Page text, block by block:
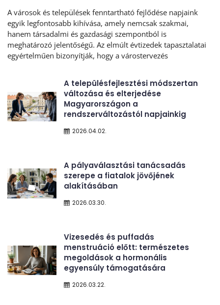
A városok és települések fenntartható fejlődése napjaink
egyik legfontosabb kihívása, amely nemcsak szakmai,
hanem társadalmi és gazdasági szempontból is
meghatározó jelentőségű. Az elmúlt évtizedek tapasztalatai
egyértelműen bizonyítják, hogy a várostervezés
2026.04.02.
A településfejlesztési módszertan
változása és elterjedése
Magyarországon a
rendszerváltozástól napjainkig
2026.03.30.
A pályaválasztási tanácsadás
szerepe a fiatalok jövőjének
alakításában
2026.03.22.
Vizesedés és puffadás
menstruáció előtt: természetes
megoldások a hormonális
egyensúly támogatására